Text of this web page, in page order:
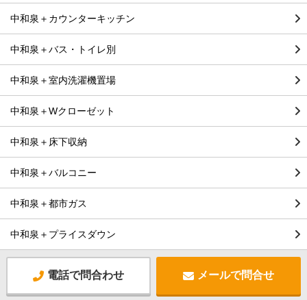
中和泉＋カウンターキッチン
中和泉＋バス・トイレ別
中和泉＋室内洗濯機置場
中和泉＋Wクローゼット
中和泉＋床下収納
中和泉＋バルコニー
中和泉＋都市ガス
中和泉＋プライスダウン
電話で問合わせ メールで問合せ